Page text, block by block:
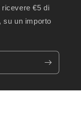
€5 di
su un importo